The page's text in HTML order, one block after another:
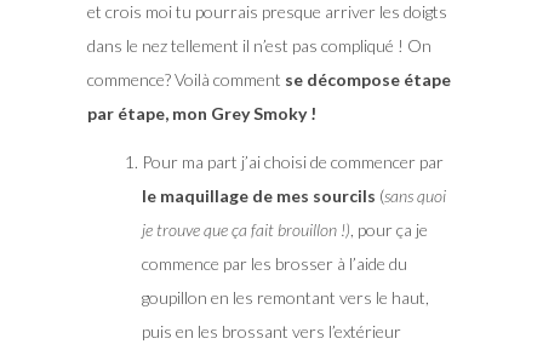
et crois moi tu pourrais presque arriver les doigts
dans le nez tellement il n’est pas compliqué ! On
commence? Voilà comment se décompose étape
par étape, mon Grey Smoky !
Pour ma part j’ai choisi de commencer par
le maquillage de mes sourcils (sans quoi
je trouve que ça fait brouillon !) , pour ça je
commence par les brosser à l’aide du
goupillon en les remontant vers le haut,
puis en les brossant vers l’extérieur